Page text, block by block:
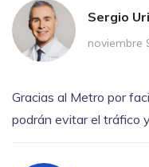
Sergio
noviembre
Gracias al Metro por
podrán evitar el tráfico